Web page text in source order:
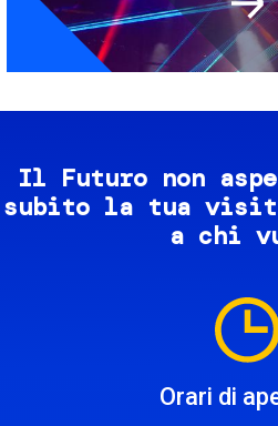
Il Futuro non
subito la tua
a chi
Orari di